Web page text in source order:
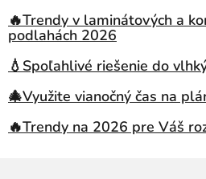
🔥Trendy v laminátových a
podlahách 2026
💧Spoľahlivé riešenie do
🎄Využite vianočný čas na
🔥Trendy na 2026 pre Váš